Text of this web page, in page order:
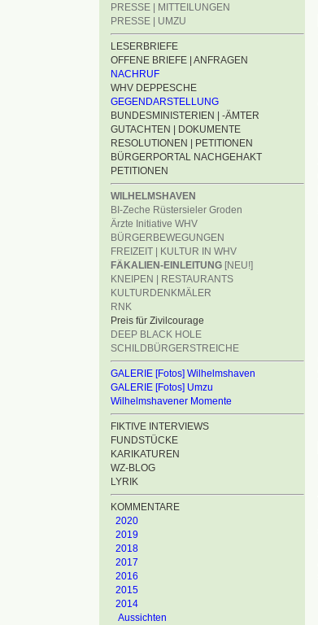
PRESSE | MITTEILUNGEN
PRESSE | UMZU
LESERBRIEFE
OFFENE BRIEFE | ANFRAGEN
NACHRUF
WHV DEPPESCHE
GEGENDARSTELLUNG
BUNDESMINISTERIEN | -ÄMTER
GUTACHTEN | DOKUMENTE
RESOLUTIONEN | PETITIONEN
BÜRGERPORTAL NACHGEHAKT
PETITIONEN
WILHELMSHAVEN
BI-Zeche Rüstersieler Groden
Ärzte Initiative WHV
BÜRGERBEWEGUNGEN
FREIZEIT | KULTUR IN WHV
FÄKALIEN-EINLEITUNG [NEU!]
KNEIPEN | RESTAURANTS
KULTURDENKMÄLER
RNK
Preis für Zivilcourage
DEEP BLACK HOLE
SCHILDBÜRGERSTREICHE
GALERIE [Fotos] Wilhelmshaven
GALERIE [Fotos] Umzu
Wilhelmshavener Momente
FIKTIVE INTERVIEWS
FUNDSTÜCKE
KARIKATUREN
WZ-BLOG
LYRIK
KOMMENTARE
2020
2019
2018
2017
2016
2015
2014
Aussichten